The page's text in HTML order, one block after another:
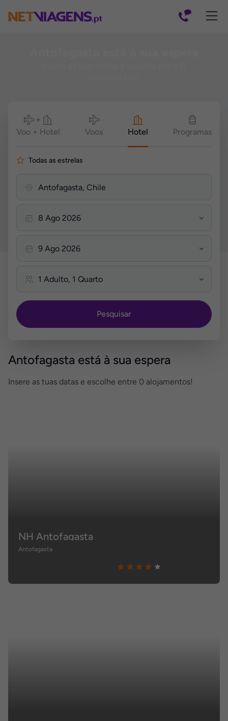
Pesquisar
Voo + Hotel Voos Hotel Programas
Todas as estrelas
Pesquisar
Antofagasta está à sua espera
Insere as tuas datas e escolhe entre 0 alojamentos!
NH Antofagasta
Antofagasta